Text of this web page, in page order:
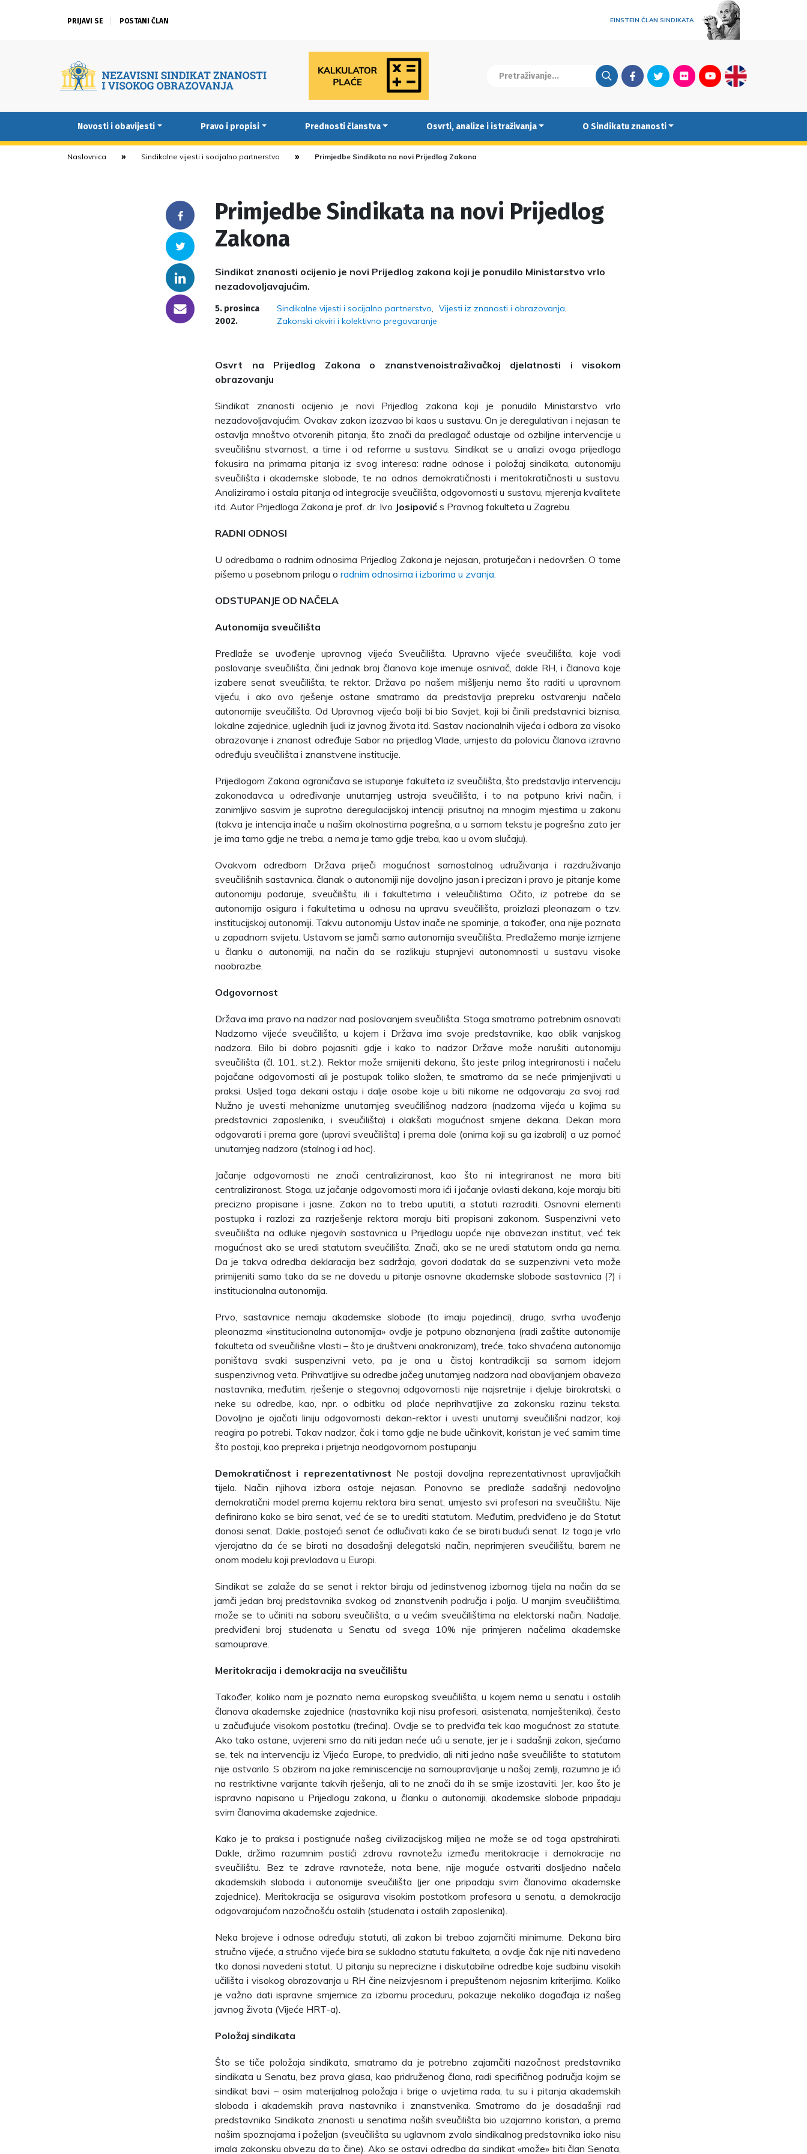
PRIJAVI SE POSTANI ČLAN EINSTEIN ČLAN SINDIKATA
FacebookTwitterFlickrYoutubeEnglish
Novosti i obavijesti Pravo i propisi Prednosti članstva Osvrti, analize i istraživanja O Sindikatu znanosti
Naslovnica Sindikalne vijesti i socijalno partnerstvo Primjedbe Sindikata na novi Prijedlog Zakona
Facebook
Twitter
Linkedin
someone@yoursite.com
Primjedbe Sindikata na novi Prijedlog
Zakona
Sindikat znanosti ocijenio je novi Prijedlog zakona koji je ponudilo Ministarstvo vrlo
nezadovoljavajućim.
5. prosinca
2002.
Sindikalne vijesti i socijalno partnerstvo
Vijesti iz znanosti i obrazovanja
Zakonski okviri i kolektivno pregovaranje
Osvrt na Prijedlog Zakona o znanstvenoistraživačkoj djelatnosti i visokom
obrazovanju
Sindikat znanosti ocijenio je novi Prijedlog zakona koji je ponudilo Ministarstvo vrlo
nezadovoljavajućim. Ovakav zakon izazvao bi kaos u sustavu. On je deregulativan i nejasan te
ostavlja mnoštvo otvorenih pitanja, što znači da predlagač odustaje od ozbiljne intervencije u
sveučilišnu stvarnost, a time i od reforme u sustavu. Sindikat se u analizi ovoga prijedloga
fokusira na primarna pitanja iz svog interesa: radne odnose i položaj sindikata, autonomiju
sveučilišta i akademske slobode, te na odnos demokratičnosti i meritokratičnosti u sustavu.
Analiziramo i ostala pitanja od integracije sveučilišta, odgovornosti u sustavu, mjerenja kvalitete
itd. Autor Prijedloga Zakona je prof. dr. Ivo Josipović s Pravnog fakulteta u Zagrebu.
RADNI ODNOSI
U odredbama o radnim odnosima Prijedlog Zakona je nejasan, proturječan i nedovršen. O tome
pišemo u posebnom prilogu o radnim odnosima i izborima u zvanja.
ODSTUPANJE OD NAČELA
Autonomija sveučilišta
Predlaže se uvođenje upravnog vijeća Sveučilišta. Upravno vijeće sveučilišta, koje vodi
poslovanje sveučilišta, čini jednak broj članova koje imenuje osnivač, dakle RH, i članova koje
izabere senat sveučilišta, te rektor. Država po našem mišljenju nema što raditi u upravnom
vijeću, i ako ovo rješenje ostane smatramo da predstavlja prepreku ostvarenju načela
autonomije sveučilišta. Od Upravnog vijeća bolji bi bio Savjet, koji bi činili predstavnici biznisa,
lokalne zajednice, uglednih ljudi iz javnog života itd. Sastav nacionalnih vijeća i odbora za visoko
obrazovanje i znanost određuje Sabor na prijedlog Vlade, umjesto da polovicu članova izravno
određuju sveučilišta i znanstvene institucije.
Prijedlogom Zakona ograničava se istupanje fakulteta iz sveučilišta, što predstavlja intervenciju
zakonodavca u određivanje unutarnjeg ustroja sveučilišta, i to na potpuno krivi način, i
zanimljivo sasvim je suprotno deregulacijskoj intenciji prisutnoj na mnogim mjestima u zakonu
(takva je intencija inače u našim okolnostima pogrešna, a u samom tekstu je pogrešna zato jer
je ima tamo gdje ne treba, a nema je tamo gdje treba, kao u ovom slučaju).
Ovakvom odredbom Država priječi mogućnost samostalnog udruživanja i razdruživanja
sveučilišnih sastavnica. članak o autonomiji nije dovoljno jasan i precizan i pravo je pitanje kome
autonomiju podaruje, sveučilištu, ili i fakultetima i veleučilištima. Očito, iz potrebe da se
autonomija osigura i fakultetima u odnosu na upravu sveučilišta, proizlazi pleonazam o tzv.
institucijskoj autonomiji. Takvu autonomiju Ustav inače ne spominje, a također, ona nije poznata
u zapadnom svijetu. Ustavom se jamči samo autonomija sveučilišta. Predlažemo manje izmjene
u članku o autonomiji, na način da se razlikuju stupnjevi autonomnosti u sustavu visoke
naobrazbe.
Odgovornost
Država ima pravo na nadzor nad poslovanjem sveučilišta. Stoga smatramo potrebnim osnovati
Nadzorno vijeće sveučilišta, u kojem i Država ima svoje predstavnike, kao oblik vanjskog
nadzora. Bilo bi dobro pojasniti gdje i kako to nadzor Države može narušiti autonomiju
sveučilišta (čl. 101. st.2.). Rektor može smijeniti dekana, što jeste prilog integriranosti i načelu
pojačane odgovornosti ali je postupak toliko složen, te smatramo da se neće primjenjivati u
praksi. Usljed toga dekani ostaju i dalje osobe koje u biti nikome ne odgovaraju za svoj rad.
Nužno je uvesti mehanizme unutarnjeg sveučilišnog nadzora (nadzorna vijeća u kojima su
predstavnici zaposlenika, i sveučilišta) i olakšati mogućnost smjene dekana. Dekan mora
odgovarati i prema gore (upravi sveučilišta) i prema dole (onima koji su ga izabrali) a uz pomoć
unutarnjeg nadzora (stalnog i ad hoc).
Jačanje odgovornosti ne znači centraliziranost, kao što ni integriranost ne mora biti
centraliziranost. Stoga, uz jačanje odgovornosti mora ići i jačanje ovlasti dekana, koje moraju biti
precizno propisane i jasne. Zakon na to treba uputiti, a statuti razraditi. Osnovni elementi
postupka i razlozi za razrješenje rektora moraju biti propisani zakonom. Suspenzivni veto
sveučilišta na odluke njegovih sastavnica u Prijedlogu uopće nije obavezan institut, već tek
mogućnost ako se uredi statutom sveučilišta. Znači, ako se ne uredi statutom onda ga nema.
Da je takva odredba deklaracija bez sadržaja, govori dodatak da se suzpenzivni veto može
primijeniti samo tako da se ne dovedu u pitanje osnovne akademske slobode sastavnica (?) i
institucionalna autonomija.
Prvo, sastavnice nemaju akademske slobode (to imaju pojedinci), drugo, svrha uvođenja
pleonazma «institucionalna autonomija» ovdje je potpuno obznanjena (radi zaštite autonomije
fakulteta od sveučilišne vlasti – što je društveni anakronizam), treće, tako shvaćena autonomija
poništava svaki suspenzivni veto, pa je ona u čistoj kontradikciji sa samom idejom
suspenzivnog veta. Prihvatljive su odredbe jačeg unutarnjeg nadzora nad obavljanjem obaveza
nastavnika, međutim, rješenje o stegovnoj odgovornosti nije najsretnije i djeluje birokratski, a
neke su odredbe, kao, npr. o odbitku od plaće neprihvatljive za zakonsku razinu teksta.
Dovoljno je ojačati liniju odgovornosti dekan-rektor i uvesti unutarnji sveučilišni nadzor, koji
reagira po potrebi. Takav nadzor, čak i tamo gdje ne bude učinkovit, koristan je već samim time
što postoji, kao prepreka i prijetnja neodgovornom postupanju.
Demokratičnost i reprezentativnost Ne postoji dovoljna reprezentativnost upravljačkih
tijela. Način njihova izbora ostaje nejasan. Ponovno se predlaže sadašnji nedovoljno
demokratični model prema kojemu rektora bira senat, umjesto svi profesori na sveučilištu. Nije
definirano kako se bira senat, već će se to urediti statutom. Međutim, predviđeno je da Statut
donosi senat. Dakle, postojeći senat će odlučivati kako će se birati budući senat. Iz toga je vrlo
vjerojatno da će se birati na dosadašnji delegatski način, neprimjeren sveučilištu, barem ne
onom modelu koji prevladava u Europi.
Sindikat se zalaže da se senat i rektor biraju od jedinstvenog izbornog tijela na način da se
jamči jedan broj predstavnika svakog od znanstvenih područja i polja. U manjim sveučilištima,
može se to učiniti na saboru sveučilišta, a u većim sveučilištima na elektorski način. Nadalje,
predviđeni broj studenata u Senatu od svega 10% nije primjeren načelima akademske
samouprave.
Meritokracija i demokracija na sveučilištu
Također, koliko nam je poznato nema europskog sveučilišta, u kojem nema u senatu i ostalih
članova akademske zajednice (nastavnika koji nisu profesori, asistenata, namještenika), često
u začuđujuće visokom postotku (trećina). Ovdje se to predviđa tek kao mogućnost za statute.
Ako tako ostane, uvjereni smo da niti jedan neće ući u senate, jer je i sadašnji zakon, sjećamo
se, tek na intervenciju iz Vijeća Europe, to predvidio, ali niti jedno naše sveučilište to statutom
nije ostvarilo. S obzirom na jake reminiscencije na samoupravljanje u našoj zemlji, razumno je ići
na restriktivne varijante takvih rješenja, ali to ne znači da ih se smije izostaviti. Jer, kao što je
ispravno napisano u Prijedlogu zakona, u članku o autonomiji, akademske slobode pripadaju
svim članovima akademske zajednice.
Kako je to praksa i postignuće našeg civilizacijskog miljea ne može se od toga apstrahirati.
Dakle, držimo razumnim postići zdravu ravnotežu između meritokracije i demokracije na
sveučilištu. Bez te zdrave ravnoteže, nota bene, nije moguće ostvariti dosljedno načela
akademskih sloboda i autonomije sveučilišta (jer one pripadaju svim članovima akademske
zajednice). Meritokracija se osigurava visokim postotkom profesora u senatu, a demokracija
odgovarajućom nazočnošću ostalih (studenata i ostalih zaposlenika).
Neka brojeve i odnose određuju statuti, ali zakon bi trebao zajamčiti minimume. Dekana bira
stručno vijeće, a stručno vijeće bira se sukladno statutu fakulteta, a ovdje čak nije niti navedeno
tko donosi navedeni statut. U pitanju su neprecizne i diskutabilne odredbe koje sudbinu visokih
učilišta i visokog obrazovanja u RH čine neizvjesnom i prepuštenom nejasnim kriterijima. Koliko
je važno dati ispravne smjernice za izbornu proceduru, pokazuje nekoliko događaja iz našeg
javnog života (Vijeće HRT-a).
Položaj sindikata
Što se tiče položaja sindikata, smatramo da je potrebno zajamčiti nazočnost predstavnika
sindikata u Senatu, bez prava glasa, kao pridruženog člana, radi specifičnog područja kojim se
sindikat bavi – osim materijalnog položaja i brige o uvjetima rada, tu su i pitanja akademskih
sloboda i akademskih prava nastavnika i znanstvenika. Smatramo da je dosadašnji rad
predstavnika Sindikata znanosti u senatima naših sveučilišta bio uzajamno koristan, a prema
našim spoznajama i poželjan (sveučilišta su uglavnom zvala sindikalnog predstavnika iako nisu
imala zakonsku obvezu da to čine). Ako se ostavi odredba da sindikat «može» biti član Senata,